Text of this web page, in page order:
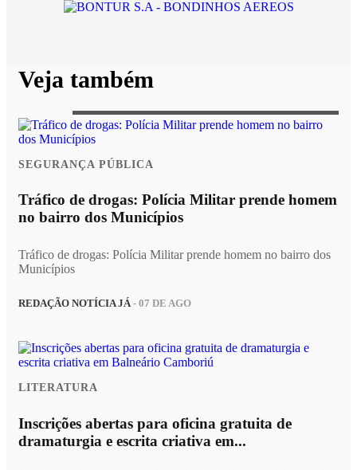
Veja também
SEGURANÇA PÚBLICA
Tráfico de drogas: Polícia Militar prende homem
no bairro dos Municípios
Tráfico de drogas: Polícia Militar prende homem no bairro dos
Municípios
REDAÇÃO NOTÍCIA JÁ- 07 DE AGO
LITERATURA
Inscrições abertas para oficina gratuita de
dramaturgia e escrita criativa em...